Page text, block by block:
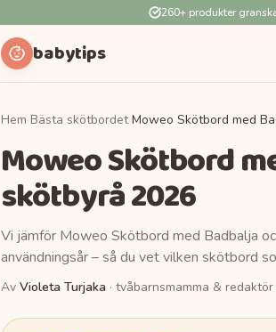
260+ produkter
babytips
Hem Bästa skötbordet›Moweo Skötbord med
Moweo Skötbord
skötbyrå2026
Vi jämför Moweo Skötbord med Badbalja
användningsår – så du vet vilken skötbord
Av Violeta Turjaka · tvåbarnsmamma & redaktör